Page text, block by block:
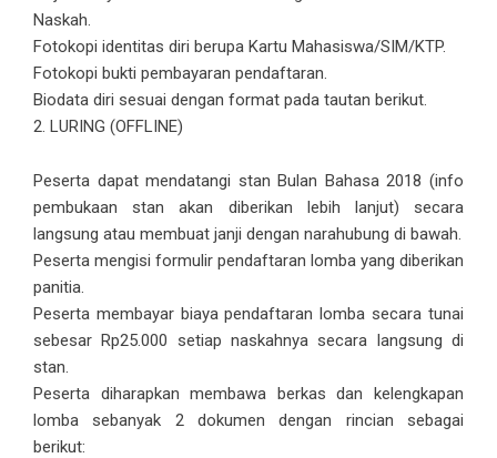
Naskah.
Fotokopi identitas diri berupa Kartu Mahasiswa/SIM/KTP.
Fotokopi bukti pembayaran pendaftaran.
Biodata diri sesuai dengan format pada tautan berikut.
2. LURING (OFFLINE)
Peserta dapat mendatangi stan Bulan Bahasa 2018 (info
pembukaan stan akan diberikan lebih lanjut) secara
langsung atau membuat janji dengan narahubung di bawah.
Peserta mengisi formulir pendaftaran lomba yang diberikan
panitia.
Peserta membayar biaya pendaftaran lomba secara tunai
sebesar Rp25.000 setiap naskahnya secara langsung di
stan.
Peserta diharapkan membawa berkas dan kelengkapan
lomba sebanyak 2 dokumen dengan rincian sebagai
berikut: